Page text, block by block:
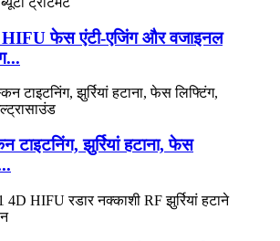
फेस एंटी-एजिंग और वजाइनल
टाइटनिंग, झुर्रियां हटाना, फेस